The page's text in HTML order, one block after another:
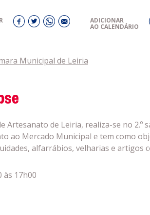
ADICIONAR
AO CALENDÁRIO
Municipal de Leiria
Artesanato de Leiria, realiza-se no 2.º
ao Mercado Municipal e tem como
alfarrábios, velharias e artigos
às 17h00